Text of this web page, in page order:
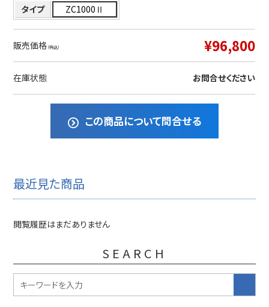
タイプ ZC1000Ⅱ
販売価格 （税込） ¥96,800
在庫状態 お問合せください
この商品について問合せる
最近見た商品
閲覧履歴はまだありません
SEARCH